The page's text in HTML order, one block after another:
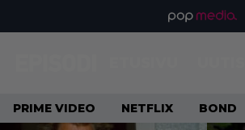
PRIME VIDEO NETFLIX BOND